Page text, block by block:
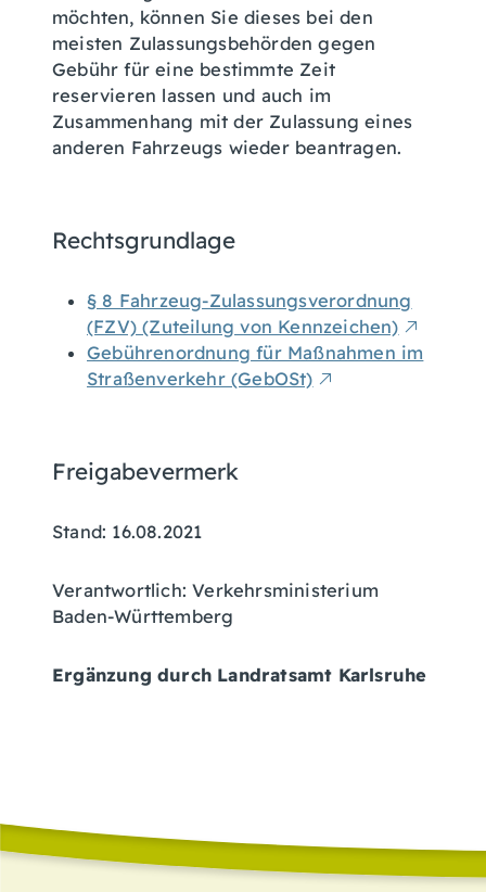
möchten, können Sie dieses bei den
meisten Zulassungsbehörden gegen
Gebühr für eine bestimmte Zeit
reservieren lassen und auch im
Zusammenhang mit der Zulassung eines
anderen Fahrzeugs wieder beantragen.
Rechtsgrundlage
§ 8 Fahrzeug-Zulassungsverordnung
(FZV) (Zuteilung von Kennzeichen)
Gebührenordnung für Maßnahmen im
Straßenverkehr (GebOSt)
Freigabevermerk
Stand: 16.08.2021
Verantwortlich: Verkehrsministerium
Baden-Württemberg
Ergänzung durch Landratsamt Karlsruhe